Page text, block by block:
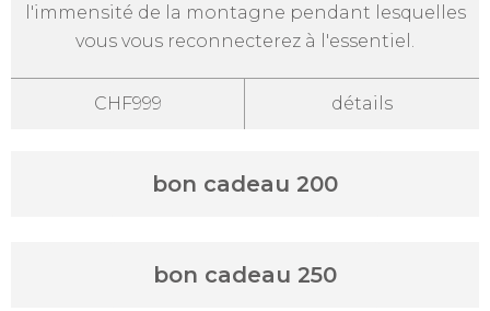
l'immensité de la montagne pendant lesquelles
vous vous reconnecterez à l'essentiel.
CHF999 détails
bon cadeau 200
bon cadeau 250